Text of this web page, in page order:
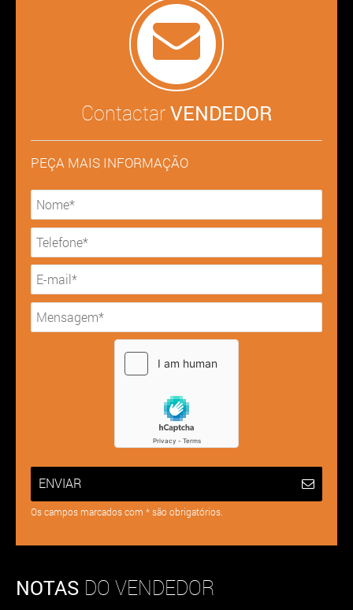
ContactarVENDEDOR
PEÇA MAIS INFORMAÇÃO
ENVIAR
Os campos marcados com * são obrigatórios.
NOTAS DO VENDEDOR